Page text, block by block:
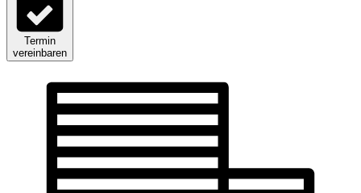
Termin
vereinbaren